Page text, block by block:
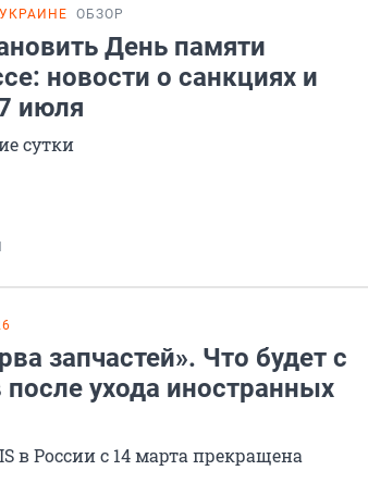
ОБЗОР
День памяти
новости о санкциях и
июля
сутки
запчастей». Что будет с
ухода иностранных
в России с 14 марта прекращена